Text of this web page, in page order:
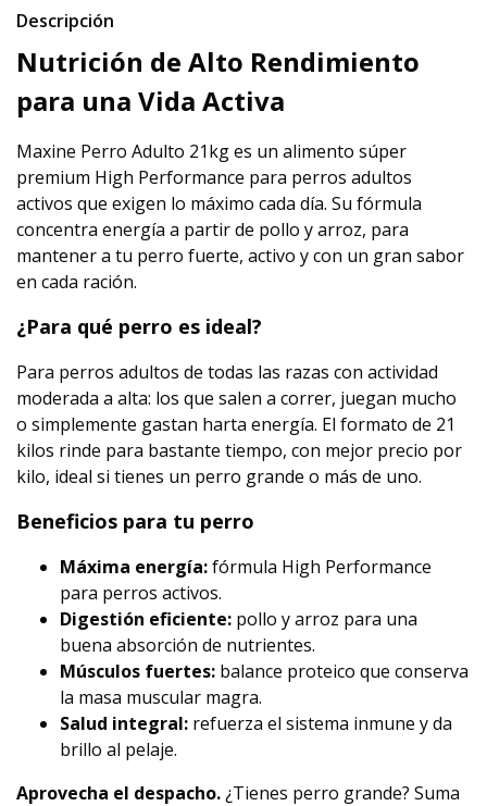
Descripción
Nutrición de Alto Rendimiento
para una Vida Activa
Maxine Perro Adulto 21kg es un alimento súper
premium High Performance para perros adultos
activos que exigen lo máximo cada día. Su fórmula
concentra energía a partir de pollo y arroz, para
mantener a tu perro fuerte, activo y con un gran sabor
en cada ración.
¿Para qué perro es ideal?
Para perros adultos de todas las razas con actividad
moderada a alta: los que salen a correr, juegan mucho
o simplemente gastan harta energía. El formato de 21
kilos rinde para bastante tiempo, con mejor precio por
kilo, ideal si tienes un perro grande o más de uno.
Beneficios para tu perro
Máxima energía:fórmula High Performance
para perros activos.
Digestión eficiente: pollo y arroz para una
buena absorción de nutrientes.
Músculos fuertes: balance proteico que conserva
la masa muscular magra.
Salud integral: refuerza el sistema inmune y da
brillo al pelaje.
Aprovecha el despacho.¿Tienes perro grande? Suma